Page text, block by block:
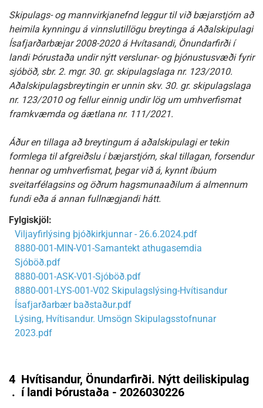
Skipulags- og mannvirkjanefnd leggur til við bæjarstjórn að
heimila kynningu á vinnslutillögu breytinga á Aðalskipulagi
Ísafjarðarbæjar 2008-2020 á Hvítasandi, Önundarfirði í
landi Þórustaða undir nýtt verslunar- og þjónustusvæði fyrir
sjóböð, sbr. 2. mgr. 30. gr. skipulagslaga nr. 123/2010.
Aðalskipulagsbreytingin er unnin skv. 30. gr. skipulagslaga
nr. 123/2010 og fellur einnig undir lög um umhverfismat
framkvæmda og áætlana nr. 111/2021.
Áður en tillaga að breytingum á aðalskipulagi er tekin
formlega til afgreiðslu í bæjarstjórn, skal tillagan, forsendur
hennar og umhverfismat, þegar við á, kynnt íbúum
sveitarfélagsins og öðrum hagsmunaaðilum á almennum
fundi eða á annan fullnægjandi hátt.
Fylgiskjöl:
Viljayfirlýsing þjóðkirkjunnar - 26.6.2024.pdf
8880-001-MIN-V01-Samantekt athugasemdia
Sjóböð.pdf
8880-001-ASK-V01-Sjóböð.pdf
8880-001-LYS-001-V02 Skipulagslýsing-Hvítisandur
Ísafjarðarbær baðstaður.pdf
Lýsing, Hvítisandur. Umsögn Skipulagsstofnunar
2023.pdf
4
.
Hvítisandur, Önundarfirði. Nýtt deiliskipulag
í landi Þórustaða - 2026030226